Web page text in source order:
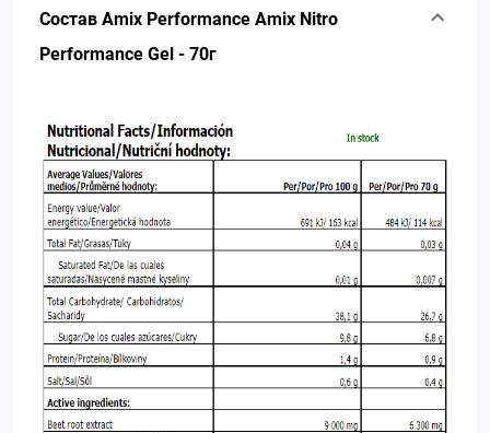
Состав Amix Performance Amix Nitro
Performance Gel - 70г